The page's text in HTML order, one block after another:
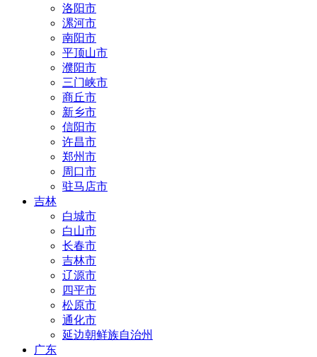
洛阳市
漯河市
南阳市
平顶山市
濮阳市
三门峡市
商丘市
新乡市
信阳市
许昌市
郑州市
周口市
驻马店市
吉林
白城市
白山市
长春市
吉林市
辽源市
四平市
松原市
通化市
延边朝鲜族自治州
广东